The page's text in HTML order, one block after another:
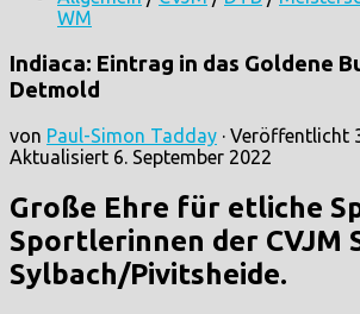
WM
Indiaca: Eintrag in das Goldene
Detmold
von Paul-Simon Tadday · Veröffentlicht
Aktualisiert 6. September 2022
Große Ehre für etliche
Sportlerinnen der CVJM
Sylbach/Pivitsheide.